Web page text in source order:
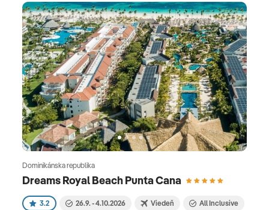
Dreams Royal Beach Punta Cana
Dominikánska republika
3.2 26.9. - 4.10.2026 Viedeň All Inclusive